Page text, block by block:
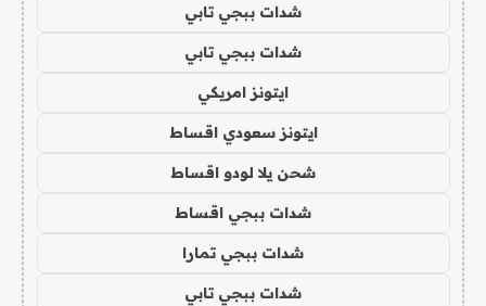
شدات ببجي تابي
شدات ببجي تابي
ايتونز امريكي
ايتونز سعودي اقساط
شحن يلا لودو اقساط
شدات ببجي اقساط
شدات ببجي تمارا
شدات ببجي تابي